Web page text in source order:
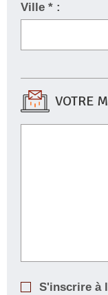
Ville * :
VOTRE
S'inscrire à